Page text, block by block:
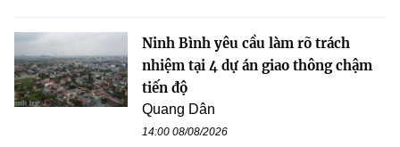
Ninh Bình yêu cầu làm rõ trách
nhiệm tại 4 dự án giao thông chậm
tiến độ
Quang Dân
14:00 08/08/2026